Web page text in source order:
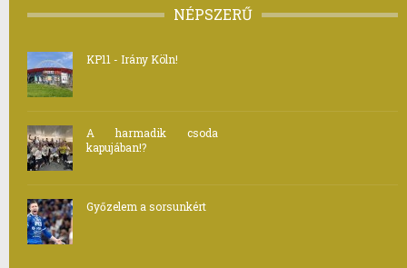
NÉPSZERŰ
KP11 - Irány Köln!
A harmadik csoda
kapujában!?
Győzelem a sorsunkért